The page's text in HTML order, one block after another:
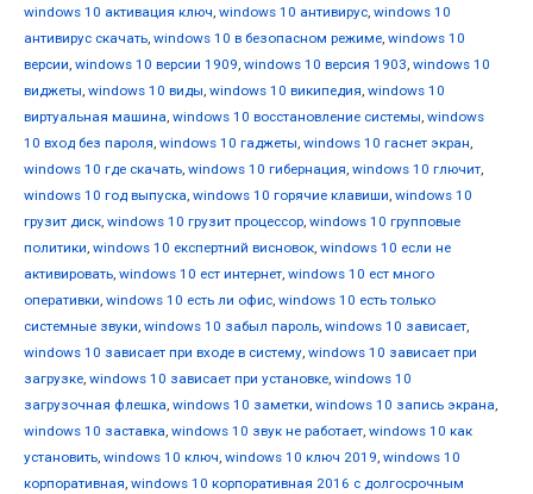
windows 10 активация ключ, windows 10 антивирус, windows 10
антивирус скачать, windows 10 в безопасном режиме, windows 10
версии, windows 10 версии 1909, windows 10 версия 1903, windows 10
виджеты, windows 10 виды, windows 10 википедия, windows 10
виртуальная машина, windows 10 восстановление системы, windows
10 вход без пароля, windows 10 гаджеты, windows 10 гаснет экран,
windows 10 где скачать, windows 10 гибернация, windows 10 глючит,
windows 10 год выпуска, windows 10 горячие клавиши, windows 10
грузит диск, windows 10 грузит процессор, windows 10 групповые
политики, windows 10 експертний висновок, windows 10 если не
активировать, windows 10 ест интернет, windows 10 ест много
оперативки, windows 10 есть ли офис, windows 10 есть только
системные звуки, windows 10 забыл пароль, windows 10 зависает,
windows 10 зависает при входе в систему, windows 10 зависает при
загрузке, windows 10 зависает при установке, windows 10
загрузочная флешка, windows 10 заметки, windows 10 запись экрана,
windows 10 заставка, windows 10 звук не работает, windows 10 как
установить, windows 10 ключ, windows 10 ключ 2019, windows 10
корпоративная, windows 10 корпоративная 2016 с долгосрочным